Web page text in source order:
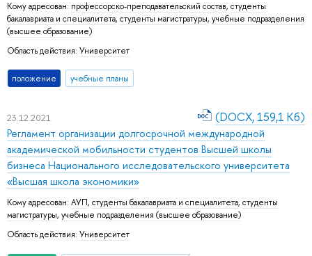
Кому адресован: профессорско-преподавательский состав, студенты
бакалавриата и специалитета, студенты магистратуры, учебные подразделения
(высшее образование)
Область действия: Университет
положение учебные планы
23.12.2021
Регламент организации долгосрочной международной
академической мобильности студентов Высшей школы
бизнеса Национального исследовательского университета
«Высшая школа экономики»
Кому адресован: АУП, студенты бакалавриата и специалитета, студенты
магистратуры, учебные подразделения (высшее образование)
Область действия: Университет
(DOCX, 159,1 Кб)